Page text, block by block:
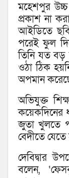
মহেশপুর উচ্চ
প্রকাশ না
আইডিতে
পরেই ফুল
তিনি যত বড়
ওঠা ঠিক
অপমান
অভিযুক্ত
কয়েকদিনের
জুতা খুলতে
বেদীতে
দেবিদ্বার
বলেন,